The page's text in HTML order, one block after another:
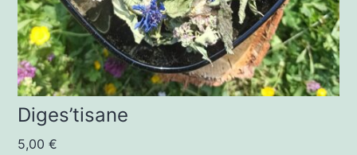
Diges’tisane
5,00€